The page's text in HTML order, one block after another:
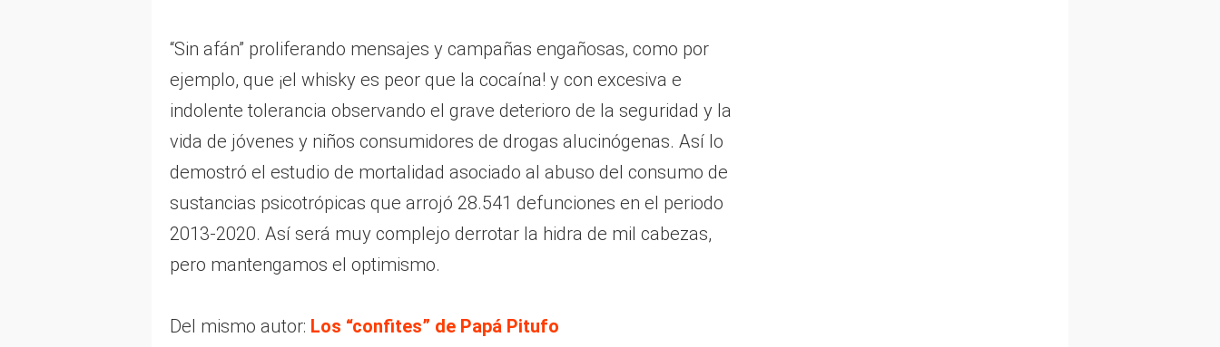
“Sin afán” proliferando mensajes y campañas engañosas, como por
ejemplo, que ¡el whisky es peor que la cocaína! y con excesiva e
indolente tolerancia observando el grave deterioro de la seguridad y la
vida de jóvenes y niños consumidores de drogas alucinógenas. Así lo
demostró el estudio de mortalidad asociado al abuso del consumo de
sustancias psicotrópicas que arrojó 28.541 defunciones en el periodo
2013-2020. Así será muy complejo derrotar la hidra de mil cabezas,
pero mantengamos el optimismo.
Del mismo autor: Los “confites” de Papá Pitufo